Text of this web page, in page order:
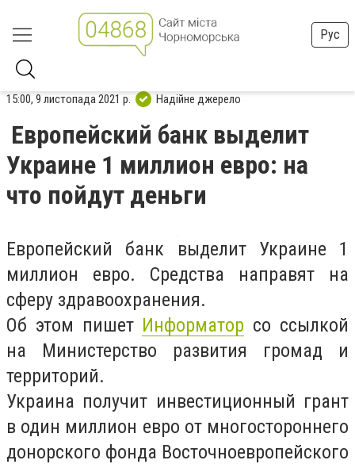
Рус
15:00, 9 листопада 2021 р. Надійне джерело
Европейский банк выделит
Украине 1 миллион евро: на
что пойдут деньги
Европейский банк выделит Украине 1
миллион евро. Средства направят на
сферу здравоохранения.
Об этом пишет Информатор со ссылкой
на Министерство развития громад и
территорий.
Украина получит инвестиционный грант
в один миллион евро от многостороннего
донорского фонда Восточноевропейского